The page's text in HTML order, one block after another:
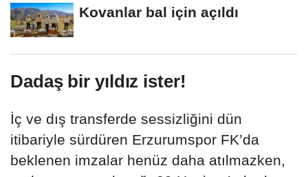
Kovanlar bal için açıldı
Dadaş bir yıldız ister!
İç ve dış transferde sessizliğini dün
itibariyle sürdüren Erzurumspor FK’da
beklenen imzalar henüz daha atılmazken,